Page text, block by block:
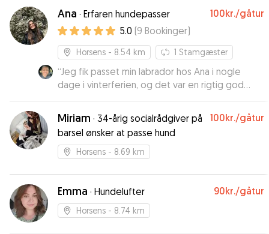
og det var tydeligt at Buddie hyggede sig. Vi
kommer igen. ”
Ana · Erfaren hundepasser 100kr./gåtur
5.0 (9 Bookinger)
Horsens - 8.54 km 1 Stamgæster
“Jeg fik passet min labrador hos Ana i nogle
dage i vinterferien, og det var en rigtig god
oplevelse. Der var god kommunikation med Ana
alle dage. Hun sendte billeder og videoer, og så
spurgte hun mig, hvis der var noget, hun var i tvivl
om. Hun sørgede for at aktivere min hund og gå
nogle gode ture med ham. Jeg kan helt klart
behovet opstår.”
Miriam · 34-årig socialrådgiver på
barsel ønsker at passe hund
100kr./gåtur
Horsens - 8.69 km
Emma · Hundelufter 90kr./gåtur
Horsens - 8.74 km